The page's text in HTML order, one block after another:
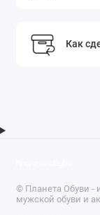
Как
© Планета Обуви -
мужской обуви и